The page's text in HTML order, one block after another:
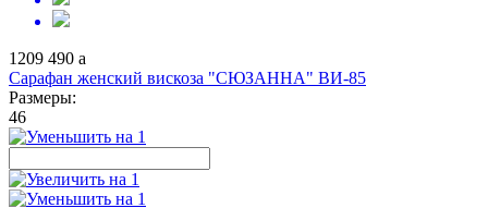
1209 490 a
Сарафан женский вискоза "СЮЗАННА" ВИ-85
Размеры:
46